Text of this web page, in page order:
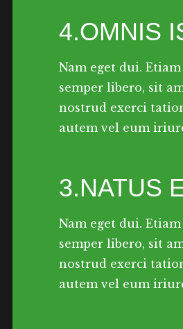
4.OMNIS
Nam eget dui.
semper libero, sit
nostrud exerci
autem vel eum
3.NATUS
Nam eget dui.
semper libero, sit
nostrud exerci
autem vel eum